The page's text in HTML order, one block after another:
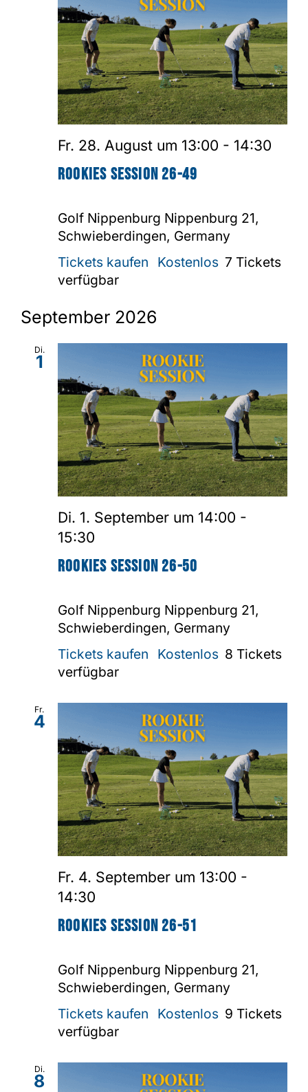
Rookies Session 26-49
Fr. 28. August um 13:00 - 14:30
Golf Nippenburg Nippenburg 21,
Schwieberdingen, Germany
Tickets kaufen
Kostenlos 7 Tickets
verfügbar
September 2026
Di.
1
Rookies Session 26-50
Di. 1. September um 14:00 -
15:30
Golf Nippenburg Nippenburg 21,
Schwieberdingen, Germany
Tickets kaufen
Kostenlos 8 Tickets
verfügbar
Fr.
4
Rookies Session 26-51
Fr. 4. September um 13:00 -
14:30
Golf Nippenburg Nippenburg 21,
Schwieberdingen, Germany
Tickets kaufen
Kostenlos 9 Tickets
verfügbar
Di.
8